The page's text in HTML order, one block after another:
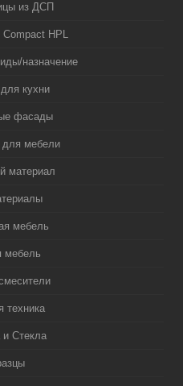
из ДСП
HPL
назначение
кухни
фасады
для мебели
материал
мебель
мебель
техника
и Стекла